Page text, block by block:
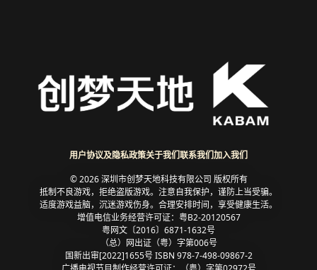
用户协议及隐私政策关于我们联系我们加入我们
© 2026 深圳市创梦天地科技有限公司 版权所有
抵制不良游戏，拒绝盗版游戏。注意自我保护，谨防上当受骗。
适度游戏益脑，沉迷游戏伤身。合理安排时间，享受健康生活。
增值电信业务经营许可证：粤B2-20120567
粤网文〔2016〕6871-1632号
（总）网出证（粤）字第006号
国新出审[2022]1655号 ISBN 978-7-498-09867-2